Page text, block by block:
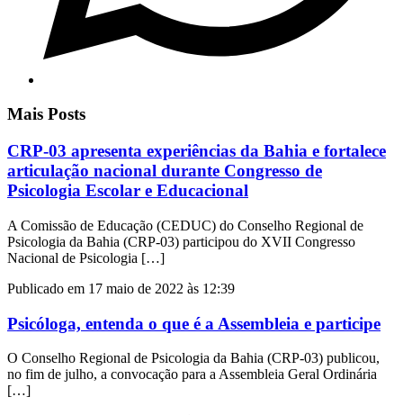
Mais Posts
CRP-03 apresenta experiências da Bahia e fortalece
articulação nacional durante Congresso de
Psicologia Escolar e Educacional
A Comissão de Educação (CEDUC) do Conselho Regional de
Psicologia da Bahia (CRP-03) participou do XVII Congresso
Nacional de Psicologia […]
Publicado em 17 maio de 2022 às 12:39
Psicóloga, entenda o que é a Assembleia e participe
O Conselho Regional de Psicologia da Bahia (CRP-03) publicou,
no fim de julho, a convocação para a Assembleia Geral Ordinária
[…]